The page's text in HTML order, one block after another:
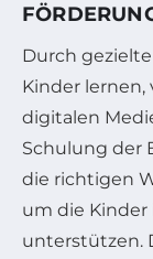
Durch
Kinder
digitalen
Schulung der
die richtigen
um die
unterstützen.